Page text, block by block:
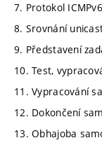
7. Protokol
8. Srovnání
9. Představení
10. Test,
11. Vypracování
12. Dokončení
13. Obhajoba